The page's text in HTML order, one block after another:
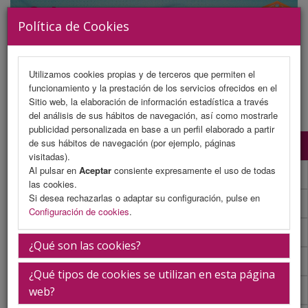
Política de Cookies
Utilizamos cookies propias y de terceros que permiten el
funcionamiento y la prestación de los servicios ofrecidos en el
Sitio web, la elaboración de información estadística a través
del análisis de sus hábitos de navegación, así como mostrarle
publicidad personalizada en base a un perfil elaborado a partir
de sus hábitos de navegación (por ejemplo, páginas
visitadas).
Al pulsar en Aceptar consiente expresamente el uso de todas
las cookies.
Si desea rechazarlas o adaptar su configuración, pulse en
Configuración de cookies.
¿Qué son las cookies?
¿Qué tipos de cookies se utilizan en esta página
web?
MENU
Programa Científico
Programa Científico (PDF)
Cronograma Programa Científico
Normativa comunicaciones
Envío de comunicaciones
Descargar normativa